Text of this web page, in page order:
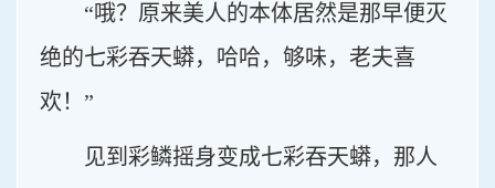
“哦？原来美人的本体居然是那早便灭
绝的七彩吞天蟒，哈哈，够味，老夫喜
欢！”
见到彩鳞摇身变成七彩吞天蟒，那人